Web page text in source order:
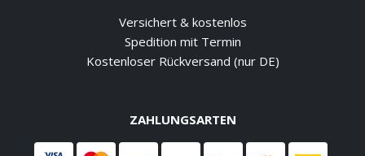
Versichert & kostenlos
Spedition mit Termin
Kostenloser Rückversand (nur DE)
ZAHLUNGSARTEN